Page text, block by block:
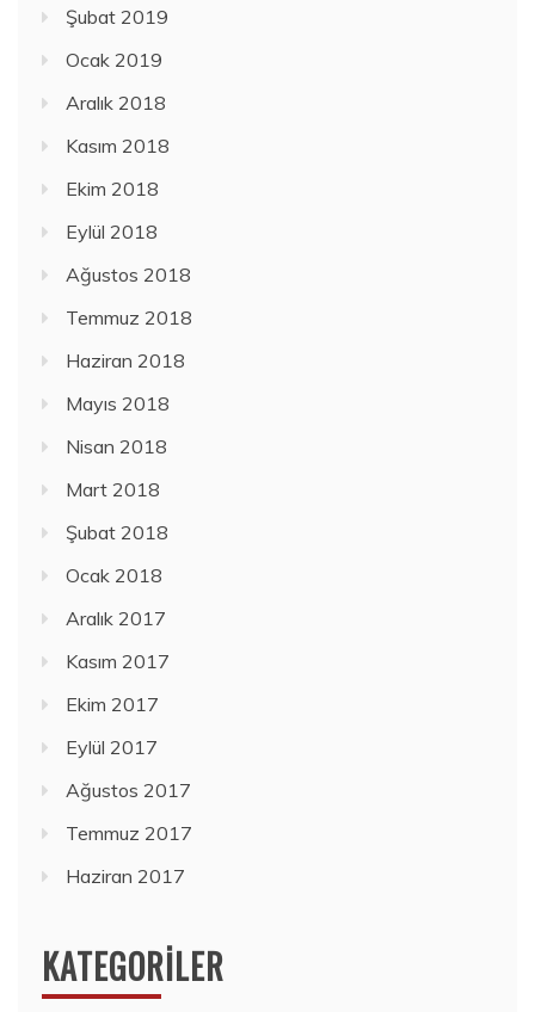
Şubat 2019
Ocak 2019
Aralık 2018
Kasım 2018
Ekim 2018
Eylül 2018
Ağustos 2018
Temmuz 2018
Haziran 2018
Mayıs 2018
Nisan 2018
Mart 2018
Şubat 2018
Ocak 2018
Aralık 2017
Kasım 2017
Ekim 2017
Eylül 2017
Ağustos 2017
Temmuz 2017
Haziran 2017
KATEGORILER